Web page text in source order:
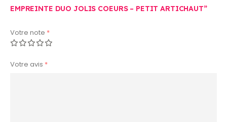
EMPREINTE DUO JOLIS COEURS – PETIT ARTICHAUT”
Votre note *
Votre avis *